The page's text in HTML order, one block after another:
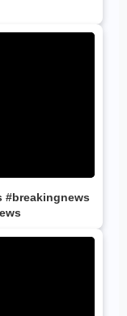
#breakingnews